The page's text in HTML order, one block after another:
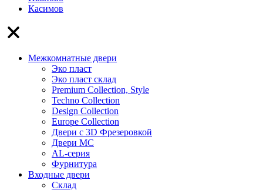
Касимов
Межкомнатные двери
Эко пласт
Эко пласт склад
Premium Collection, Style
Techno Collection
Design Collection
Europe Collection
Двери с 3D Фрезеровкой
Двери МС
AL-серия
Фурнитура
Входные двери
Склад